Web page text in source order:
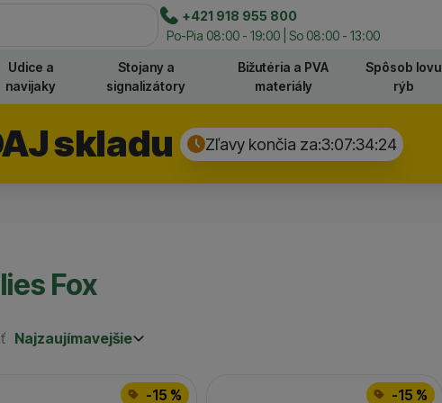
Hľadať
+421 918 955 800
Po-Pia 08:00 - 19:00 | So 08:00 - 13:00
Udice a
navijaky
Stojany a
signalizátory
Bižutéria a PVA
materiály
Spôsob lovu
rýb
skladu Zľavy končia za:3:07:34:24
Fox
Najzaujímavejšie
Najzaujímavejšie
-15 % -15 %